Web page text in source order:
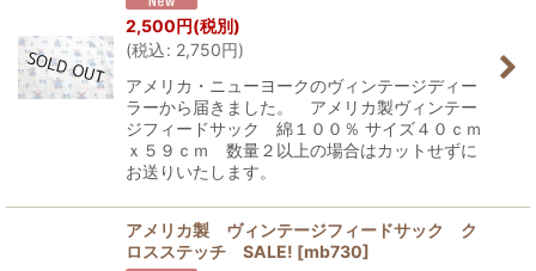
2,500円(税別)
(税込: 2,750円)
アメリカ・ニューヨークのヴィンテージディー
ラーから届きました。 アメリカ製ヴィンテー
ジフィードサック 綿１００％ サイズ４０ｃｍ
ｘ５９ｃｍ 数量２以上の場合はカットせずに
お送りいたします。
アメリカ製 ヴィンテージフィードサック ク
ロスステッチ SALE! [mb730]